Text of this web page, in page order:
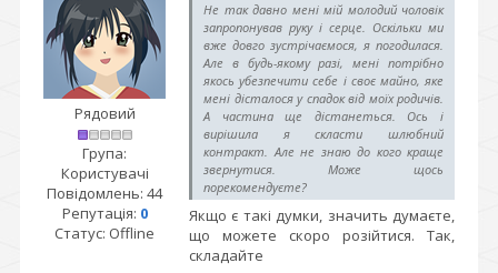
Рядовий
Група:
Користувачі
Повідомлень: 44
Репутація: 0
Статус: Offline
Не так давно мені мій молодий чоловік
запропонував руку і серце. Оскільки ми
вже довго зустрічаємося, я погодилася.
Але в будь-якому разі, мені потрібно
якось убезпечити себе і своє майно, яке
мені дісталося у спадок від моїх родичів.
А частина ще дістанеться. Ось і
вирішила я скласти шлюбний
контракт. Але не знаю до кого краще
звернутися. Може щось
порекомендуєте?
Якщо є такі думки, значить думаєте,
що можете скоро розійтися. Так,
складайте